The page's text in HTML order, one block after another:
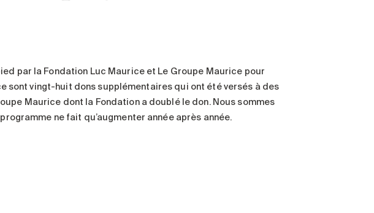
par la Fondation Luc Maurice et Le Groupe Maurice pour
sont vingt-huit dons supplémentaires qui ont été versés à des
Maurice dont la Fondation a doublé le don. Nous sommes
ne fait qu’augmenter année après année.